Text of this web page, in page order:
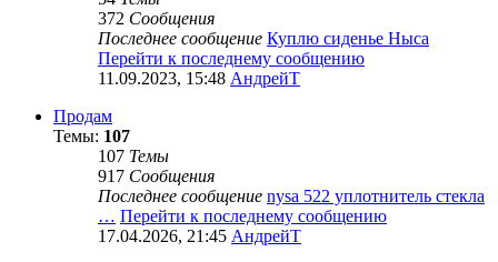
372 Сообщения
Последнее сообщение Куплю сиденье Ныса
Перейти к последнему сообщению
11.09.2023, 15:48 АндрейТ
Продам
Темы: 107
107 Темы
917 Сообщения
Последнее сообщение nysa 522 уплотнитель стекла
… Перейти к последнему сообщению
17.04.2026, 21:45 АндрейТ